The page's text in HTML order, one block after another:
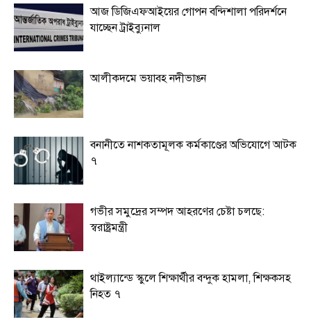
আজ ডিজিএফআইয়ের গোপন বন্দিশালা পরিদর্শনে
যাচ্ছেন ট্রাইব্যুনাল
আলীকদমে ভয়াবহ নদীভাঙন
বনানীতে নাশকতামূলক কর্মকাণ্ডের অভিযোগে আটক
৭
গভীর সমুদ্রের সম্পদ আহরণের চেষ্টা চলছে:
স্বরাষ্ট্রমন্ত্রী
থাইল্যান্ডে স্কুলে শিক্ষার্থীর বন্দুক হামলা, শিক্ষকসহ
নিহত ৭